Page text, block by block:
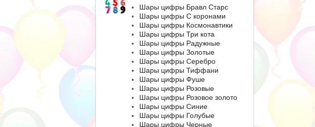
Шары цифры Бравл Старс
Шары цифры С коронами
Шары цифры Космонавтики
Шары цифры Три кота
Шары цифры Радужные
Шары цифры Золотые
Шары цифры Серебро
Шары цифры Тиффани
Шары цифры Фуше
Шары цифры Розовые
Шары цифры Розовое золото
Шары цифры Синие
Шары цифры Голубые
Шары цифры Черные